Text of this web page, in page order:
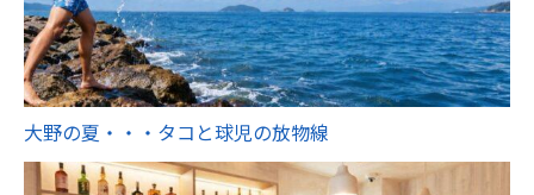
大野の夏・・・タコと球児の放物線